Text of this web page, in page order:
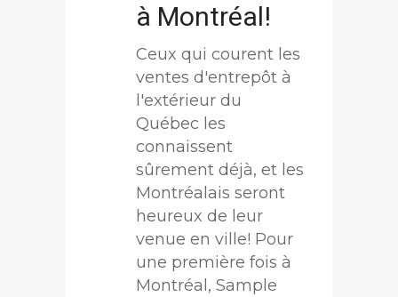
à Montréal!
Ceux qui courent les
ventes d'entrepôt à
l'extérieur du
Québec les
connaissent
sûrement déjà, et les
Montréalais seront
heureux de leur
venue en ville! Pour
une première fois à
Montréal, Sample